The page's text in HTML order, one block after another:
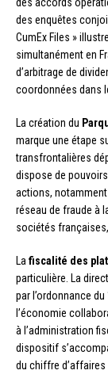
des accords
des enquêtes
CumEx Files »
simultanément en
d’arbitrage de
coordonnées dans
La création du
marque une étape
transfrontalières
dispose de
actions, notamment
réseau de fraude à
sociétés
Lafiscalité des
particulière. La
par l’ordonnance
l’économie
à l’administration
dispositif
du chiffre d’affaires